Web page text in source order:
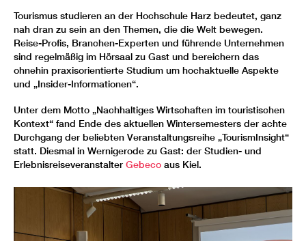
Tourismus studieren an der Hochschule Harz bedeutet, ganz
nah dran zu sein an den Themen, die die Welt bewegen.
Reise-Profis, Branchen-Experten und führende Unternehmen
sind regelmäßig im Hörsaal zu Gast und bereichern das
ohnehin praxisorientierte Studium um hochaktuelle Aspekte
und „Insider-Informationen“.
Unter dem Motto „Nachhaltiges Wirtschaften im touristischen
Kontext“ fand Ende des aktuellen Wintersemesters der achte
Durchgang der beliebten Veranstaltungsreihe „TourismInsight“
statt. Diesmal in Wernigerode zu Gast: der Studien- und
Erlebnisreiseveranstalter Gebeco aus Kiel.